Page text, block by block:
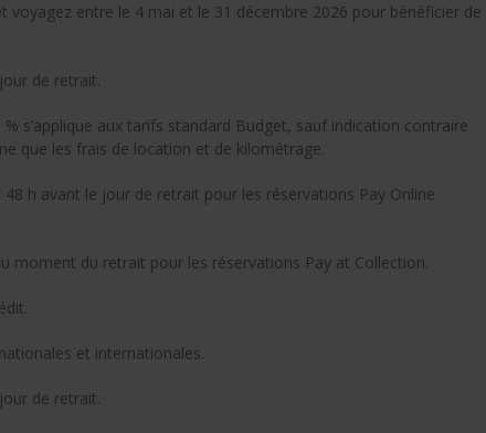
voyagez entre le 4 mai et le 31 décembre 2026 pour bénéficier de
de retrait.
% s’applique aux tarifs standard Budget, sauf indication contraire
que les frais de location et de kilométrage.
48 h avant le jour de retrait pour les réservations Pay Online
moment du retrait pour les réservations Pay at Collection.
et internationales.
de retrait.